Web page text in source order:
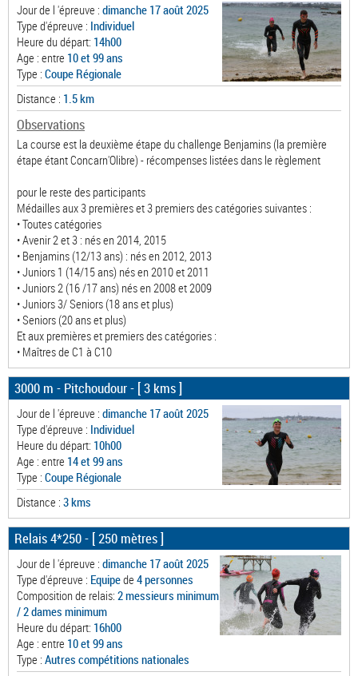
Jour de l 'épreuve : dimanche 17 août 2025
Type d'épreuve : Individuel
Heure du départ: 14h00
Age : entre 10 et 99 ans
Type : Coupe Régionale
Distance : 1.5 km
Observations
La course est la deuxième étape du challenge Benjamins (la première
étape étant Concarn'Olibre) - récompenses listées dans le règlement
pour le reste des participants
Médailles aux 3 premières et 3 premiers des catégories suivantes :
• Toutes catégories
• Avenir 2 et 3 : nés en 2014, 2015
• Benjamins (12/13 ans) : nés en 2012, 2013
• Juniors 1 (14/15 ans) nés en 2010 et 2011
• Juniors 2 (16 /17 ans) nés en 2008 et 2009
• Juniors 3/ Seniors (18 ans et plus)
• Seniors (20 ans et plus)
Et aux premières et premiers des catégories :
• Maîtres de C1 à C10
3000 m - Pitchoudour- [ 3 kms ]
Jour de l 'épreuve : dimanche 17 août 2025
Type d'épreuve : Individuel
Heure du départ: 10h00
Age : entre 14 et 99 ans
Type : Coupe Régionale
Distance : 3 kms
Relais 4*250- [ 250 mètres ]
Jour de l 'épreuve : dimanche 17 août 2025
Type d'épreuve : Equipede 4 personnes
Composition de relais: 2 messieurs minimum
/ 2 dames minimum
Heure du départ: 16h00
Age : entre 10 et 99 ans
Type : Autres compétitions nationales